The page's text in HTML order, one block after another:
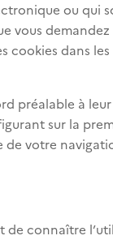
ou qui
vous
cookies dans
préalable à
sur la
votre
de connaître